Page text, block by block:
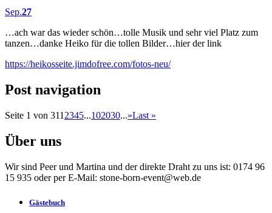
Sep.27
…ach war das wieder schön…tolle Musik und sehr viel Platz zum
tanzen…danke Heiko für die tollen Bilder…hier der link
https://heikosseite.jimdofree.com/fotos-neu/
Post navigation
Seite 1 von 311 2345...102030...»Last »
Über uns
Wir sind Peer und Martina und der direkte Draht zu uns ist: 0174 96
15 935 oder per E-Mail: stone-born-event@web.de
Gästebuch